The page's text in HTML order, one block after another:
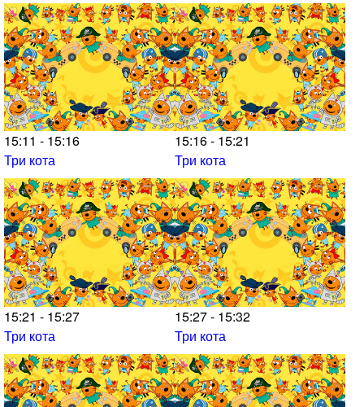
15:11 - 15:16
Три кота
15:16 - 15:21
Три кота
15:21 - 15:27
Три кота
15:27 - 15:32
Три кота